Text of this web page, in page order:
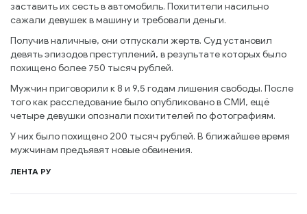
заставить их сесть в автомобиль. Похитители насильно
сажали девушек в машину и требовали деньги.
Получив наличные, они отпускали жертв. Суд установил
девять эпизодов преступлений, в результате которых было
похищено более 750 тысяч рублей.
Мужчин приговорили к 8 и 9,5 годам лишения свободы. После
того как расследование было опубликовано в СМИ, ещё
четыре девушки опознали похитителей по фотографиям.
У них было похищено 200 тысяч рублей. В ближайшее время
мужчинам предъявят новые обвинения.
ЛЕНТА РУ